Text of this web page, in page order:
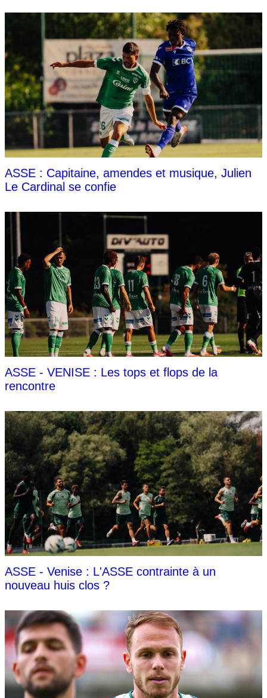
ASSE : Capitaine, amendes et musique, Julien
Le Cardinal se confie
ASSE - VENISE : Les tops et flops de la
rencontre
ASSE - Venise : L'ASSE contrainte à un
nouveau huis clos ?